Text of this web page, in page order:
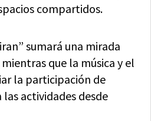
compartidos.
sumará una mirada
que la música y el
la participación de
las actividades desde